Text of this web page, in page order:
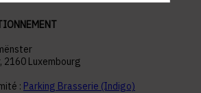
2160 Luxembourg
: Parking Brasserie (Indigo)